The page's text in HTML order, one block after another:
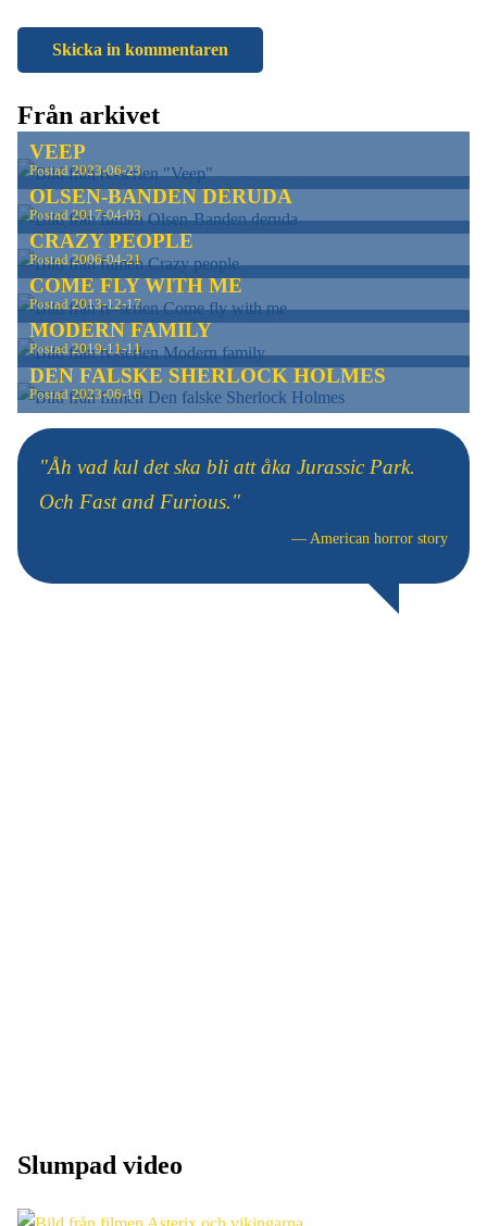
Från arkivet
VEEP
Postad2023-06-23
OLSEN-BANDEN DERUDA
Postad2017-04-03
CRAZY PEOPLE
Postad2006-04-21
COME FLY WITH ME
Postad2013-12-17
MODERN FAMILY
Postad2019-11-11
DEN FALSKE SHERLOCK HOLMES
Postad2023-06-16
"Åh vad kul det ska bli att åka Jurassic Park.
Och Fast and Furious."
— American horror story
Slumpad video